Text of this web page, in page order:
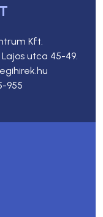
Kft.
utca 45-49.
955